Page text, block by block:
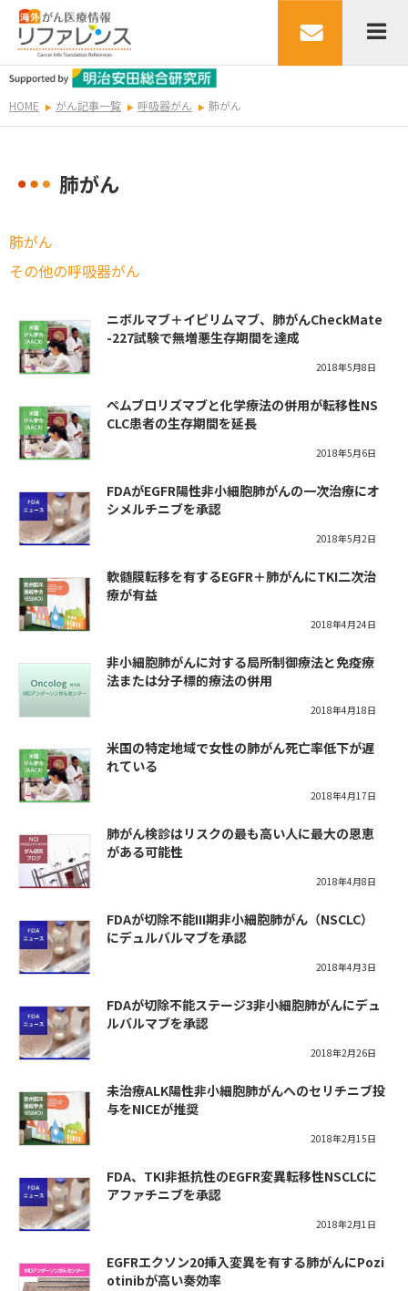
HOME がん記事一覧 呼吸器がん 肺がん
肺がん
肺がん
その他の呼吸器がん
ニボルマブ＋イピリムマブ、肺がんCheckMate
-227試験で無増悪生存期間を達成
2018年5月8日
ペムブロリズマブと化学療法の併用が転移性NS
CLC患者の生存期間を延長
2018年5月6日
FDAがEGFR陽性非小細胞肺がんの一次治療にオ
シメルチニブを承認
2018年5月2日
軟髄膜転移を有するEGFR＋肺がんにTKI二次治
療が有益
2018年4月24日
非小細胞肺がんに対する局所制御療法と免疫療
法または分子標的療法の併用
2018年4月18日
米国の特定地域で女性の肺がん死亡率低下が遅
れている
2018年4月17日
肺がん検診はリスクの最も高い人に最大の恩恵
がある可能性
2018年4月8日
FDAが切除不能III期非小細胞肺がん（NSCLC）
にデュルバルマブを承認
2018年4月3日
FDAが切除不能ステージ3非小細胞肺がんにデュ
ルバルマブを承認
2018年2月26日
未治療ALK陽性非小細胞肺がんへのセリチニブ投
与をNICEが推奨
2018年2月15日
FDA、TKI非抵抗性のEGFR変異転移性NSCLCに
アファチニブを承認
2018年2月1日
EGFRエクソン20挿入変異を有する肺がんにPozi
otinibが高い奏効率